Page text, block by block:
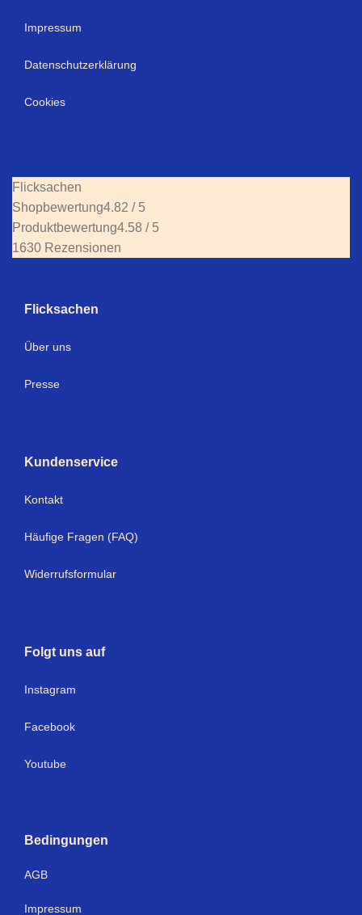
Impressum
Datenschutzerklärung
Cookies
Flicksachen
Shopbewertung4.82 / 5
Produktbewertung4.58 / 5
1630 Rezensionen
Flicksachen
Über uns
Presse
Kundenservice
Kontakt
Häufige Fragen (FAQ)
Widerrufsformular
Folgt uns auf
Instagram
Facebook
Youtube
Bedingungen
AGB
Impressum